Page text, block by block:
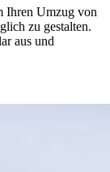
Ihren Umzug von
zu gestalten.
aus und